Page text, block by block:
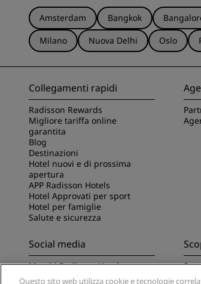
Amsterdam Bangkok
Milano
Nuova Delhi Oslo
Collegamenti rapidi
Radisson Rewards
Migliore tariffa online
garantita
Blog
Destinazioni
Hotel nuovi e di prossima
apertura
APP Radisson Hotels
Hotel Approvati per sport
Hotel per famiglie
Salute e sicurezza
Social media
Marchi Radisson Hotels
Questo sito web utilizza cookie e tecnologie